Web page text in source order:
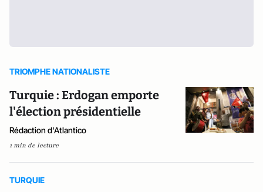
TRIOMPHE NATIONALISTE
Turquie : Erdogan emporte
l'élection présidentielle
Rédaction d'Atlantico
1 min de lecture
TURQUIE